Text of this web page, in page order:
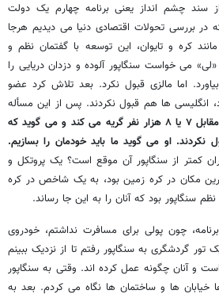
بعد از سند چشم انداز یعنی برنامه چهارم یک دولت
در بررسی تحولات اقتصادی دنیا می دیدیم هرجا
کره و تایوان، این توسعه با گفتمان نظم و
می خواست سنگاپور آلوده و دزدان دریایی را
اما مالزی قبول نکرد. بعد تلاش کرد عضو
انگلیسی ها هم قبول نکردند. پس از این مسأله
«لی» در یک سخنرانی در مقابل ۷ یا ۸ هزار نفر گریه می کند و می گوید که
نکردند. او می گوید ما باید خودمان را بسازیم.
کمتر از سنگاپور آن موقع است؟ یک پروتکل و
مکان در کره زمین بود، به یک شاخص در کره
سنگاپور بود که آنان را به این جا رساند.
چون پولی برای مسافرت نداشتم، خودروی
گردشگری به سنگاپور رفتم تا از نزدیک ببینم
و آنان چگونه عمل کرده اند. وقتی به سنگاپور
خیابان ها و ساختمان ها نگاه می کردم. بعد به